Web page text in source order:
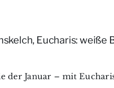
Eucharis: weiße
der Januar – mit